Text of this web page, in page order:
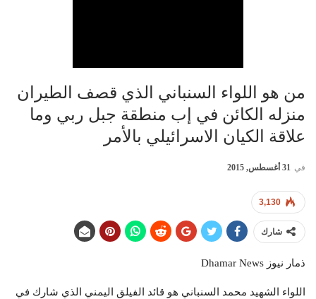
من هو اللواء السنباني الذي قصف الطيران
منزله الكائن في إب منطقة جبل ربي وما
علاقة الكيان الاسرائيلي بالأمر
في 31 أغسطس, 2015
3,130
شارك
ذمار نيوز Dhamar News
اللواء الشهيد محمد السنباني هو قائد الفيلق اليمني الذي شارك في